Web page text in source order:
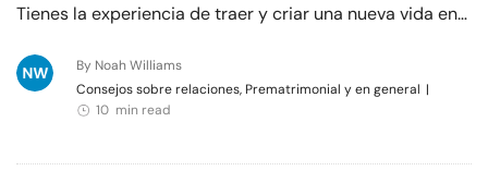
Tienes la experiencia de traer y criar una nueva vida en…
By Noah Williams
Consejos sobre relaciones, Prematrimonial y en general |
10 min read